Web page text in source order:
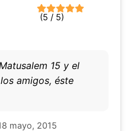
(5 / 5)
15 y el
amigos, éste
mayo, 2015